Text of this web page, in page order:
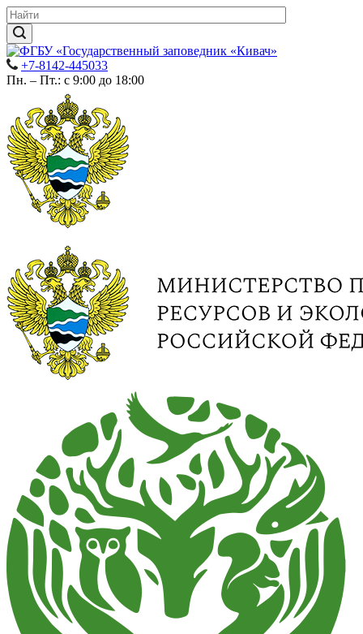
+7-8142-445033
Пн. – Пт.: с 9:00 до 18:00